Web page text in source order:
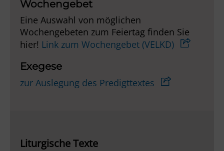
Wochengebet
Eine Auswahl von möglichen
Wochengebeten zum Feiertag finden Sie
hier! Link zum Wochengebet (VELKD)
Exegese
zur Auslegung des Predigttextes
Liturgische Texte